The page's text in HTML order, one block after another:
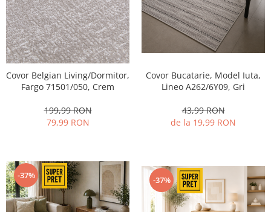
Covor Belgian Living/Dormitor,
Fargo 71501/050, Crem
199,99 RON
79,99 RON
Covor Bucatarie, Model Iuta,
Lineo A262/6Y09, Gri
43,99 RON
de la 19,99 RON
-37% -37%